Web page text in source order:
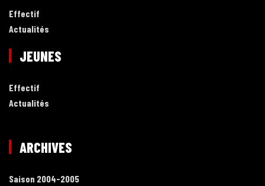
Effectif
Actualités
JEUNES
Effectif
Actualités
ARCHIVES
Saison 2004-2005